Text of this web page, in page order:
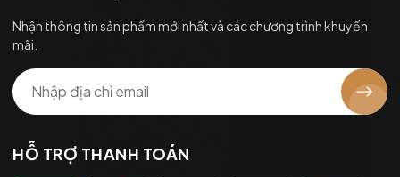
Nhận thông tin sản phẩm mới nhất và các chương trình khuyến
mãi.
HỖ TRỢ THANH TOÁN